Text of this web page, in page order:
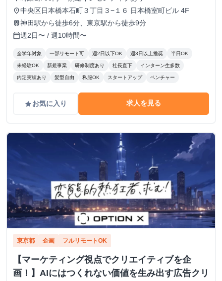
place中央区日本橋本石町３丁目３−１６ 日本橋室町ビル 4F
train神田駅から徒歩6分、東京駅から徒歩9分
calendar_today週2日〜 / 週10時間〜
全学年対象 一部リモート可 週2日以下OK 週3日以上推奨 半日OK
未経験OK 新規事業 研修制度あり 社長直下 インターン生多数
内定実績あり 髪型自由 私服OK スタートアップ ベンチャー
gradeお気に入り 求人を見る
東京都 企画 フルリモートOK
【マーケティング視点でクリエイティブを企
画！】AIにはつくれない価値を生み出す広告クリ